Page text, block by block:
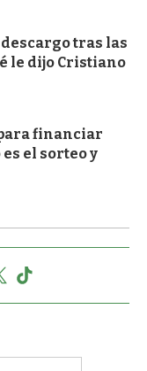
tras las
le dijo Cristiano
para financiar
el sorteo y